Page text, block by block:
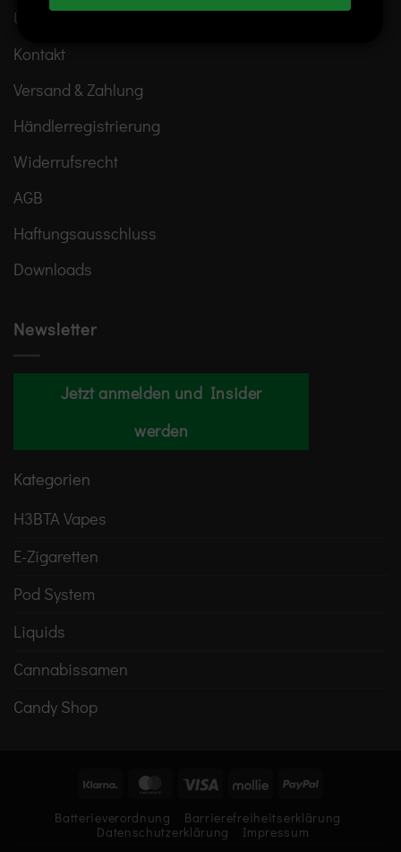
Über Alibia
Kontakt
Versand & Zahlung
Händlerregistrierung
Widerrufsrecht
AGB
Haftungsausschluss
Downloads
Newsletter
Jetzt anmelden und Insider
werden
Kategorien
H3BTA Vapes
E-Zigaretten
Pod System
Liquids
Cannabissamen
Candy Shop
Klarna MasterCard
Visa Mollie PayPal
Batterieverordnung
Barrierefreiheitserklärung
Datenschutzerklärung
Impressum